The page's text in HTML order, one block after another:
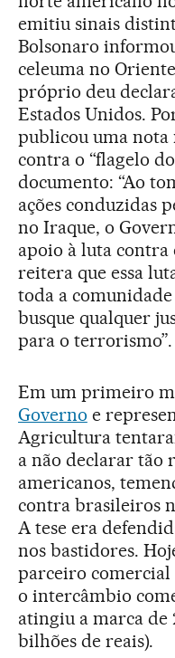
emitiu sinais
Bolsonaro
celeuma no
próprio deu
Estados Unidos.
publicou uma nota
contra o “flagelo
documento: “Ao
ações conduzidas
no Iraque, o
apoio à luta
reitera que essa
toda a
busque qualquer
para o terrorismo”.
Em um primeiro
Governo e
Agricultura
a não declarar tão
americanos,
contra brasileiros
A tese era
nos bastidores.
parceiro comercial
o intercâmbio
atingiu a marca de
bilhões de reais).